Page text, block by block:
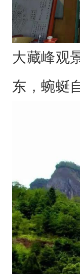
大藏峰观
东，蜿蜒